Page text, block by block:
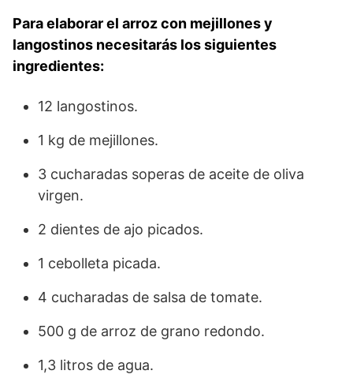
Para elaborar el arroz con mejillones y
langostinos necesitarás los siguientes
ingredientes:
12 langostinos.
1 kg de mejillones.
3 cucharadas soperas de aceite de oliva
virgen.
2 dientes de ajo picados.
1 cebolleta picada.
4 cucharadas de salsa de tomate.
500 g de arroz de grano redondo.
1,3 litros de agua.